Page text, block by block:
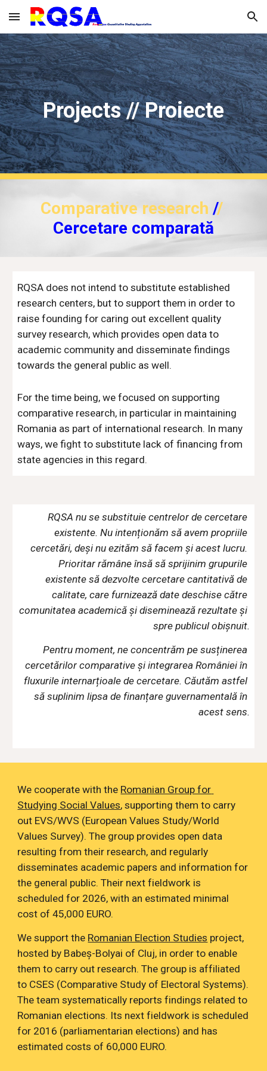
Skip to main content Skip to navigation
Projects // Proiecte
Comparative research //
Cercetare comparată
RQSA does not intend to substitute established
research centers, but to support them in order to
raise founding for caring out excellent quality
survey research, which provides open data to
academic community and disseminate findings
towards the general public as well.
For the time being, we focused on supporting
comparative research, in particular in maintaining
Romania as part of international research. In many
ways, we fight to substitute lack of financing from
state agencies in this regard.
RQSA nu se substituie centrelor de cercetare
existente. Nu intenționăm să avem propriile
cercetări, deși nu ezităm să facem și acest lucru.
Prioritar rămâne însă să sprijinim grupurile
existente să dezvolte cercetare cantitativă de
calitate, care furnizează date deschise către
comunitatea academică și diseminează rezultate și
spre publicul obișnuit.
Pentru moment, ne concentrăm pe susținerea
cercetărilor comparative și integrarea României în
fluxurile internarțioale de cercetare. Căutăm astfel
să suplinim lipsa de finanțare guvernamentală în
acest sens.
We cooperate with the Romanian Group for
Studying Social Values, supporting them to carry
out EVS/WVS (European Values Study/World
Values Survey). The group provides open data
resulting from their research, and regularly
disseminates academic papers and information for
the general public. Their next fieldwork is
scheduled for 2026, with an estimated minimal
cost of 45,000 EURO.
We support the Romanian Election Studies project,
hosted by Babeș-Bolyai of Cluj, in order to enable
them to carry out research. The group is affiliated
to CSES (Comparative Study of Electoral Systems).
The team systematically reports findings related to
Romanian elections. Its next fieldwork is scheduled
for 2016 (parliamentarian elections) and has
estimated costs of 60,000 EURO.